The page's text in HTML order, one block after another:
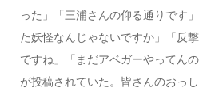
った」「三浦さんの仰る通りです
た妖怪なんじゃないですか」「反
ですね」「まだアベガーやってん
が投稿されていた。皆さんのおっし